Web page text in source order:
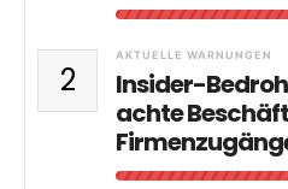
2
AKTUELLE WARNUNGEN
Insider-
achte